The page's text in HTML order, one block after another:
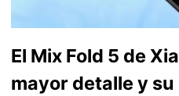
El Mix Fold 5 de
mayor detalle y